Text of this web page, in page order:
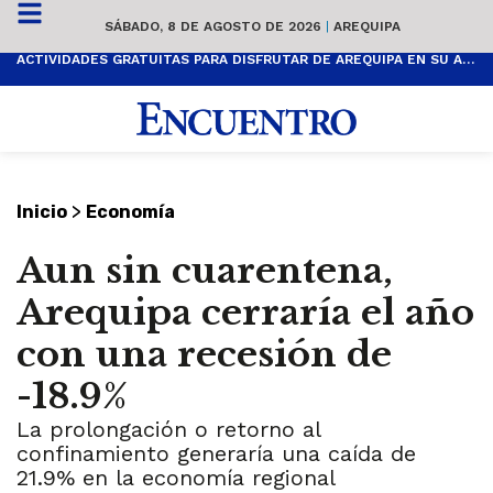
SÁBADO, 8 DE AGOSTO DE 2026 | AREQUIPA
ACTIVIDADES GRATUITAS PARA DISFRUTAR DE AREQUIPA EN SU ANIVERSARIO
Inicio > Economía
Aun sin cuarentena,
Arequipa cerraría el año
con una recesión de
-18.9%
La prolongación o retorno al
confinamiento generaría una caída de
21.9% en la economía regional